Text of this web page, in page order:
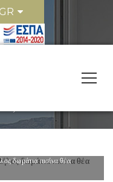
GR
δωμάτια πισίνα θέα